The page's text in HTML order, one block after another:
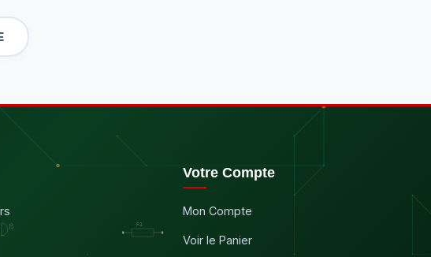
Votre Compte
Mon Compte
Voir le Panier